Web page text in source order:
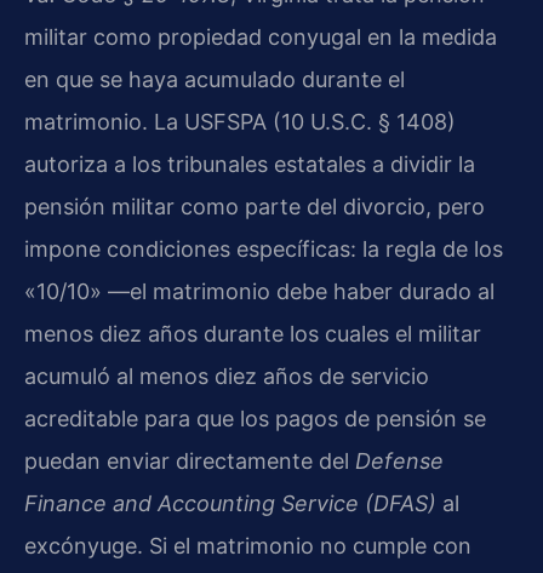
militar como propiedad conyugal en la medida
en que se haya acumulado durante el
matrimonio. La USFSPA (10 U.S.C. § 1408)
autoriza a los tribunales estatales a dividir la
pensión militar como parte del divorcio, pero
impone condiciones específicas: la regla de los
«10/10» —el matrimonio debe haber durado al
menos diez años durante los cuales el militar
acumuló al menos diez años de servicio
acreditable para que los pagos de pensión se
puedan enviar directamente del Defense
Finance and Accounting Service (DFAS) al
excónyuge. Si el matrimonio no cumple con